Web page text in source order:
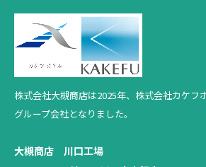
株式会社大槻商店は2025年、 株式会社カケフ
グループ会社となりました。
大槻商店 川口工場